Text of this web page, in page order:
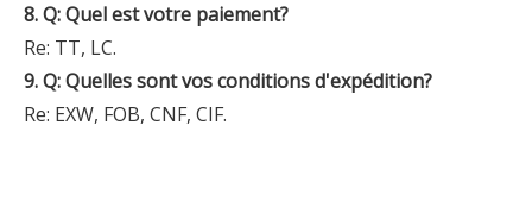
8. Q: Quel est votre paiement?
Re: TT, LC.
9. Q: Quelles sont vos conditions d'expédition?
Re: EXW, FOB, CNF, CIF.